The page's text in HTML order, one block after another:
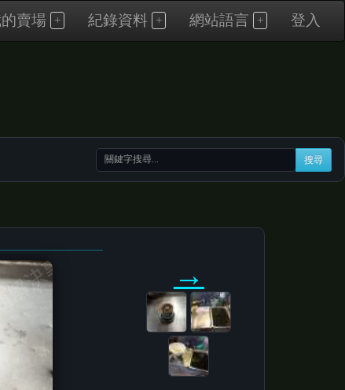
賣場 紀錄資料 網站語言 登入
搜尋
→